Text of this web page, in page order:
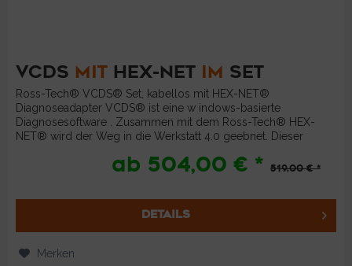
VCDS MIT HEX-NET IM SET
Ross-Tech® VCDS® Set, kabellos mit HEX-NET®
Diagnoseadapter VCDS® ist eine w indows-basierte
Diagnosesoftware . Zusammen mit dem Ross-Tech® HEX-
NET® wird der Weg in die Werkstatt 4.0 geebnet. Dieser
ab 504,00 € * 519,00 € *
DETAILS
Merken